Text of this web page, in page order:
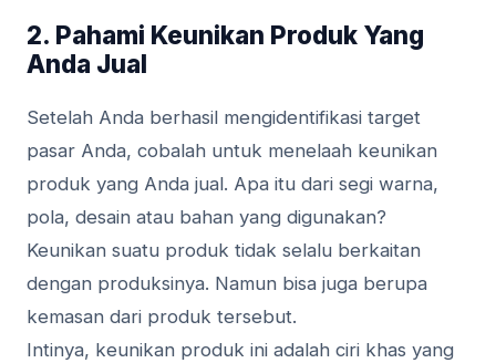
2. Pahami Keunikan Produk Yang
Anda Jual
Setelah Anda berhasil mengidentifikasi target
pasar Anda, cobalah untuk menelaah keunikan
produk yang Anda jual. Apa itu dari segi warna,
pola, desain atau bahan yang digunakan?
Keunikan suatu produk tidak selalu berkaitan
dengan produksinya. Namun bisa juga berupa
kemasan dari produk tersebut.
Intinya, keunikan produk ini adalah ciri khas yang